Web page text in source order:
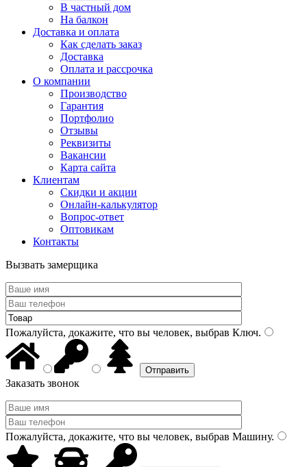
В частный дом
На балкон
Доставка и оплата
Как сделать заказ
Доставка
Оплата и рассрочка
О компании
Производство
Гарантия
Портфолио
Отзывы
Реквизиты
Вакансии
Карта сайта
Клиентам
Скидки и акции
Онлайн-калькулятор
Вопрос-ответ
Оптовикам
Контакты
Вызвать замерщика
Пожалуйста, докажите, что вы человек, выбрав Ключ.
Заказать звонок
Пожалуйста, докажите, что вы человек, выбрав Машину.